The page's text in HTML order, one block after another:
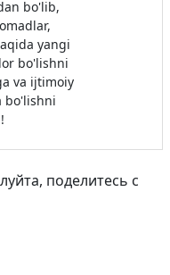
bo'lib,
yangi
bo'lishni
va ijtimoiy
bo'lishni
поделитесь с